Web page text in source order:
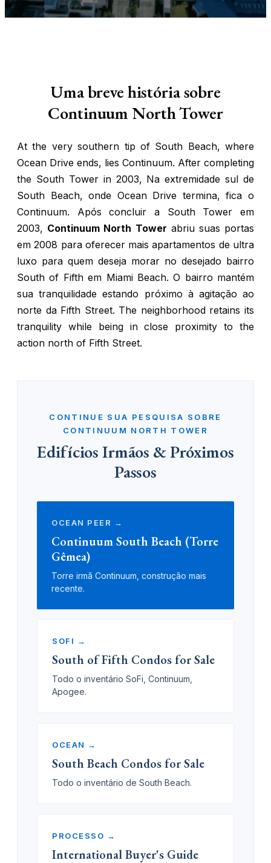
Uma breve história sobre
Continuum North Tower
At the very southern tip of South Beach, where
Ocean Drive ends, lies Continuum. After completing
the South Tower in 2003, Na extremidade sul de
South Beach, onde Ocean Drive termina, fica o
Continuum. Após concluir a South Tower em
2003, Continuum North Tower abriu suas portas
em 2008 para oferecer mais apartamentos de ultra
luxo para quem deseja morar no desejado bairro
South of Fifth em Miami Beach. O bairro mantém
sua tranquilidade estando próximo à agitação ao
norte da Fifth Street. The neighborhood retains its
tranquility while being in close proximity to the
action north of Fifth Street.
CONTINUE SUA PESQUISA SOBRE
CONTINUUM NORTH TOWER
Edifícios Irmãos & Próximos
Passos
OCEAN PEER →
Continuum South Beach (Torre
Gêmea)
Torre irmã Continuum, construção mais
recente.
SOFI →
South of Fifth Condos for Sale
Todo o inventário SoFi, Continuum,
Apogee.
OCEAN →
South Beach Condos for Sale
Todo o inventário de South Beach.
PROCESSO →
International Buyer's Guide